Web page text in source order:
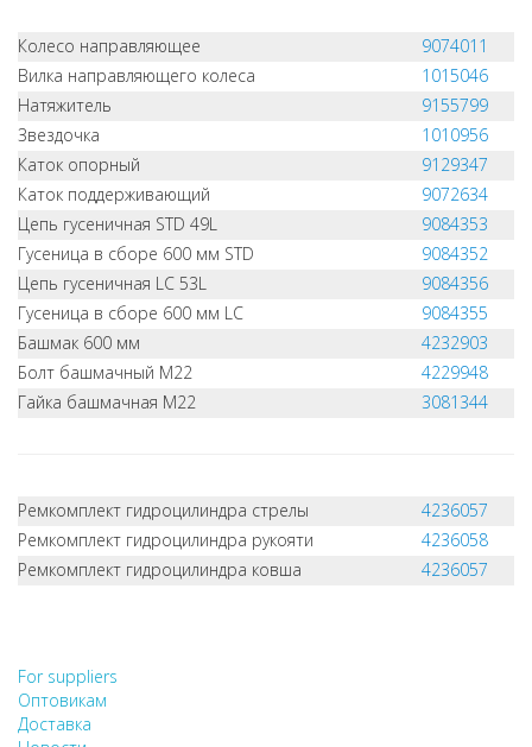
Колесо направляющее
9074011
Вилка направляющего колеса
1015046
Натяжитель
9155799
Звездочка
1010956
Каток опорный
9129347
Каток поддерживающий
9072634
Цепь гусеничная STD 49L
9084353
Гусеница в сборе 600 мм STD
9084352
Цепь гусеничная LC 53L
9084356
Гусеница в сборе 600 мм LC
9084355
Башмак 600 мм
4232903
Болт башмачный M22
4229948
Гайка башмачная M22
3081344
Ремкомплект гидроцилиндра стрелы
4236057
Ремкомплект гидроцилиндра рукояти
4236058
Ремкомплект гидроцилиндра ковша
4236057
For suppliers
Оптовикам
Доставка